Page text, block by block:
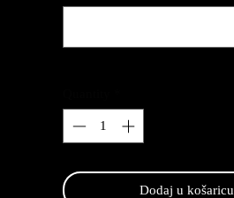
Dodaj u košaricu